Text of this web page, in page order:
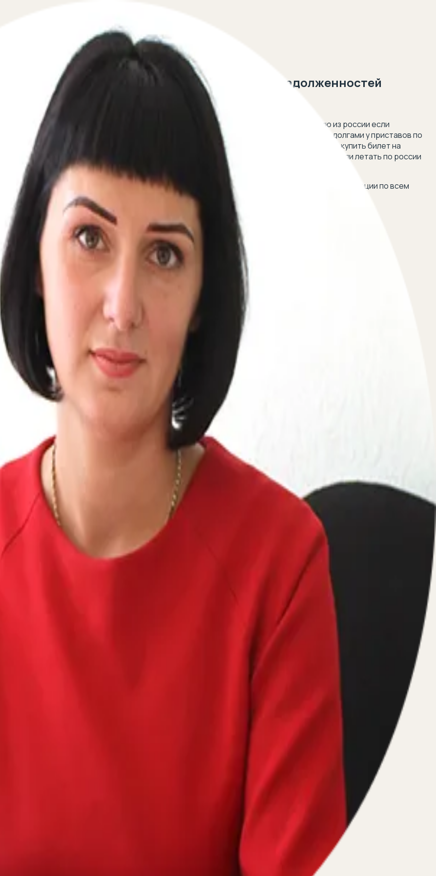
по России при наличии долгов и задолженностей
сфере взаимодействия с приставами и ФССП в течение 5 минут!
судебных приставов если есть действующий кредит могу ли я въехать в белоруссию из россии если
если у приставов в розыске можно ли летать по россии можно ли летать по россии с долгами у приставов по
с долгами у приставов если человек находится в розыске у приставов может ли он купить билет на
может ли человек летать на самолете если имеет долг перед приставами можно ли летать по россии
позвоните по телефону. Оказываем квалифицированную юридическую помощь и консультации по всем
которые интересовали наших пользователей сегодня:
мгновенно: